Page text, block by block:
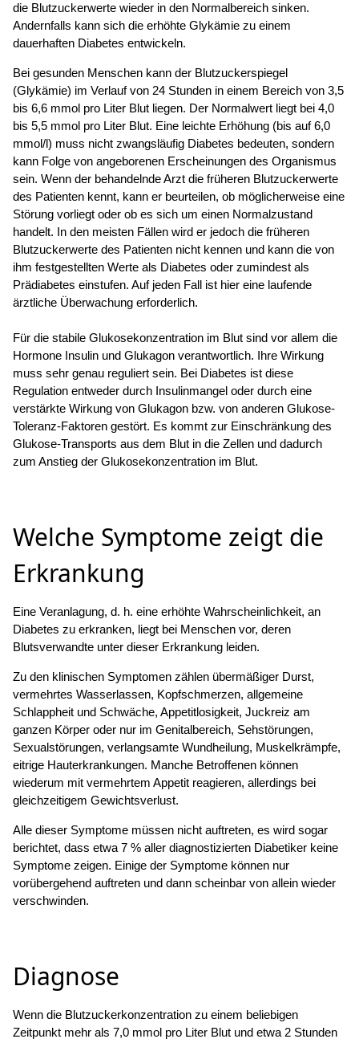
die Blutzuckerwerte wieder in den Normalbereich sinken.
Andernfalls kann sich die erhöhte Glykämie zu einem
dauerhaften Diabetes entwickeln.
Bei gesunden Menschen kann der Blutzuckerspiegel
(Glykämie) im Verlauf von 24 Stunden in einem Bereich von 3,5
bis 6,6 mmol pro Liter Blut liegen. Der Normalwert liegt bei 4,0
bis 5,5 mmol pro Liter Blut. Eine leichte Erhöhung (bis auf 6,0
mmol/l) muss nicht zwangsläufig Diabetes bedeuten, sondern
kann Folge von angeborenen Erscheinungen des Organismus
sein. Wenn der behandelnde Arzt die früheren Blutzuckerwerte
des Patienten kennt, kann er beurteilen, ob möglicherweise eine
Störung vorliegt oder ob es sich um einen Normalzustand
handelt. In den meisten Fällen wird er jedoch die früheren
Blutzuckerwerte des Patienten nicht kennen und kann die von
ihm festgestellten Werte als Diabetes oder zumindest als
Prädiabetes einstufen. Auf jeden Fall ist hier eine laufende
ärztliche Überwachung erforderlich.
Für die stabile Glukosekonzentration im Blut sind vor allem die
Hormone Insulin und Glukagon verantwortlich. Ihre Wirkung
muss sehr genau reguliert sein. Bei Diabetes ist diese
Regulation entweder durch Insulinmangel oder durch eine
verstärkte Wirkung von Glukagon bzw. von anderen Glukose-
Toleranz-Faktoren gestört. Es kommt zur Einschränkung des
Glukose-Transports aus dem Blut in die Zellen und dadurch
zum Anstieg der Glukosekonzentration im Blut.
Welche Symptome zeigt die
Erkrankung
Eine Veranlagung, d. h. eine erhöhte Wahrscheinlichkeit, an
Diabetes zu erkranken, liegt bei Menschen vor, deren
Blutsverwandte unter dieser Erkrankung leiden.
Zu den klinischen Symptomen zählen übermäßiger Durst,
vermehrtes Wasserlassen, Kopfschmerzen, allgemeine
Schlappheit und Schwäche, Appetitlosigkeit, Juckreiz am
ganzen Körper oder nur im Genitalbereich, Sehstörungen,
Sexualstörungen, verlangsamte Wundheilung, Muskelkrämpfe,
eitrige Hauterkrankungen. Manche Betroffenen können
wiederum mit vermehrtem Appetit reagieren, allerdings bei
gleichzeitigem Gewichtsverlust.
Alle dieser Symptome müssen nicht auftreten, es wird sogar
berichtet, dass etwa 7 % aller diagnostizierten Diabetiker keine
Symptome zeigen. Einige der Symptome können nur
vorübergehend auftreten und dann scheinbar von allein wieder
verschwinden.
Diagnose
Wenn die Blutzuckerkonzentration zu einem beliebigen
Zeitpunkt mehr als 7,0 mmol pro Liter Blut und etwa 2 Stunden